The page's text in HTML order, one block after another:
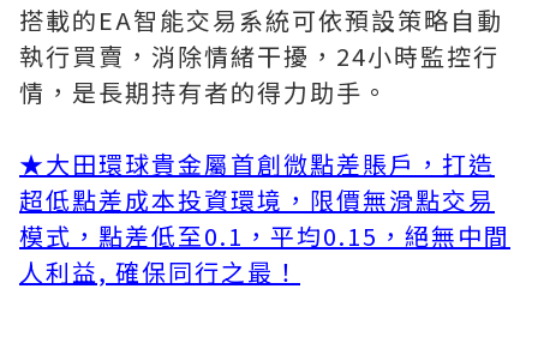
搭載的EA智能交易系統可依預設策略自動
執行買賣，消除情緒干擾，24小時監控行
情，是長期持有者的得力助手。
★大田環球貴金屬首創微點差賬戶，打造
超低點差成本投資環境，限價無滑點交易
模式，點差低至0.1，平均0.15，絕無中間
人利益, 確保同行之最！